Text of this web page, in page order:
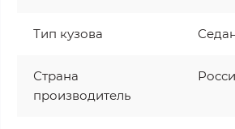
Тип кузова
Страна
производитель